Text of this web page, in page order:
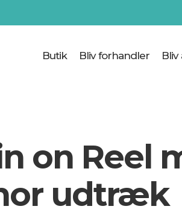
Butik Bliv forhandler Bliv
Cart
on Reel
udtræk